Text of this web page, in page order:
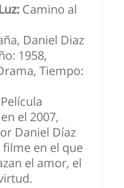
Camino al
Daniel Diaz
1958,
Tiempo:
Película
el 2007,
Daniel Díaz
filme en el que
el amor, el